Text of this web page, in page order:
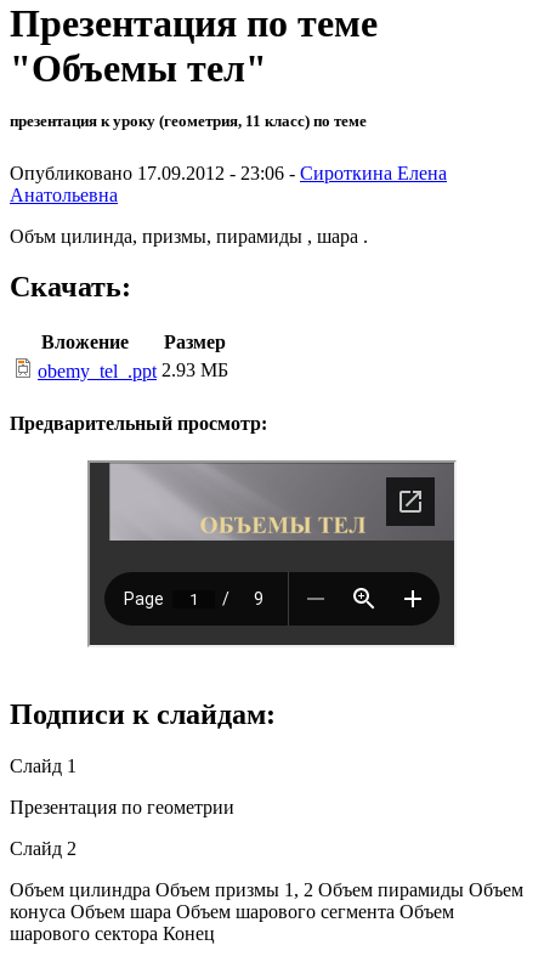
Презентация по теме
"Объемы тел"
презентация к уроку (геометрия, 11 класс) по теме
Опубликовано 17.09.2012 - 23:06 - Сироткина Елена
Анатольевна
Объм цилинда, призмы, пирамиды , шара .
Скачать:
Вложение
Размер
obemy_tel_.ppt 2.93 МБ
Предварительный просмотр:
Подписи к слайдам:
Слайд 1
Презентация по геометрии
Слайд 2
Объем цилиндра Объем призмы 1, 2 Объем пирамиды Объем
конуса Объем шара Объем шарового сегмента Объем
шарового сектора Конец